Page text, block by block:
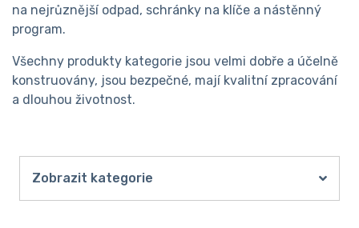
na nejrůznější odpad, schránky na klíče a nástěnný
program.
Všechny produkty kategorie jsou velmi dobře a účelně
konstruovány, jsou bezpečné, mají kvalitní zpracování
a dlouhou životnost.
Zobrazit kategorie